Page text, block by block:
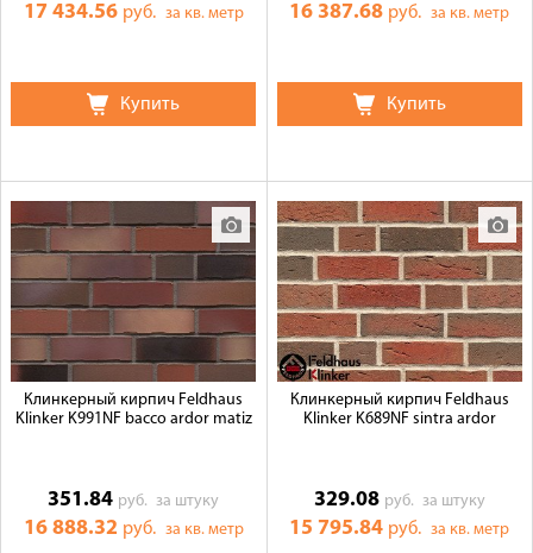
17 434.56 руб. за кв. метр
Купить
16 387.68 руб.за кв. метр
Купить
Клинкерный кирпич Feldhaus
Klinker K991NF bacco ardor matiz
351.84 руб.за штуку
16 888.32 руб. за кв. метр
Клинкерный кирпич Feldhaus
Klinker K689NF sintra ardor
329.08 руб. за штуку
15 795.84 руб.за кв. метр